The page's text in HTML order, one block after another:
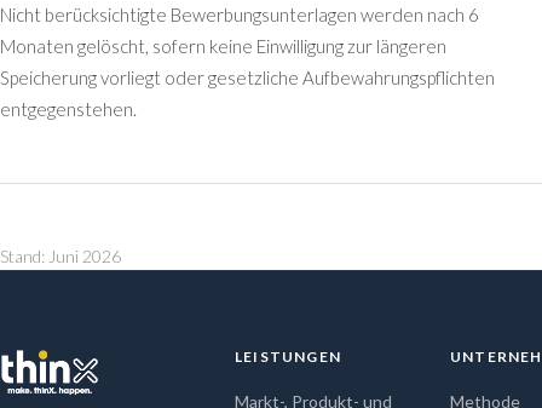
Nicht berücksichtigte Bewerbungsunterlagen werden nach 6
Monaten gelöscht, sofern keine Einwilligung zur längeren
Speicherung vorliegt oder gesetzliche Aufbewahrungspflichten
entgegenstehen.
Stand: Juni 2026
LEISTUNGEN
Markt-, Produkt- und Methode